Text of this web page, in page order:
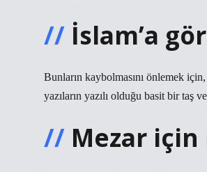
İslam’a
Bunların kaybolmasını önlemek
yazıların yazılı olduğu basit bir taş
Mezar